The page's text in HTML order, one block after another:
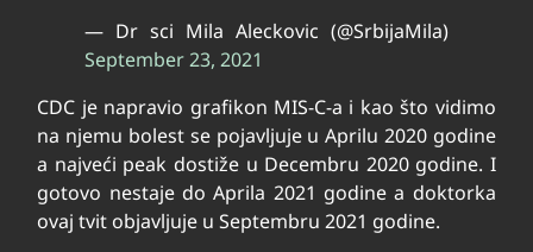
— Dr sci Mila Aleckovic (@SrbijaMila)
September 23, 2021
CDC je napravio grafikon MIS-C-a i kao što vidimo
na njemu bolest se pojavljuje u Aprilu 2020 godine
a najveći peak dostiže u Decembru 2020 godine. I
gotovo nestaje do Aprila 2021 godine a doktorka
ovaj tvit objavljuje u Septembru 2021 godine.